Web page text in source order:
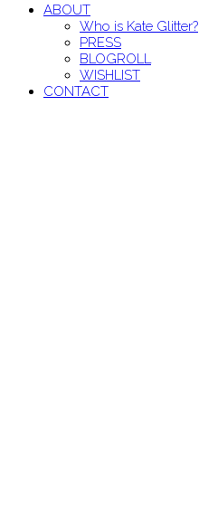
ABOUT
Who is Kate Glitter?
PRESS
BLOGROLL
WISHLIST
CONTACT